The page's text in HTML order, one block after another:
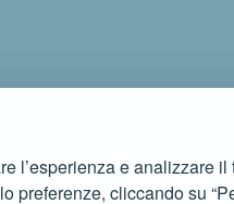
l’esperienza e analizzare il
preferenze, cliccando su